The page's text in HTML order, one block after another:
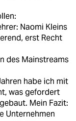
Naomi Kleins
erst Recht
des Mainstreams
habe ich mit
was gefordert
Mein Fazit:
Unternehmen